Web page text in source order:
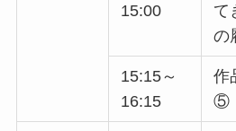
15:00
て
の
15:15～
16:15
作
⑤